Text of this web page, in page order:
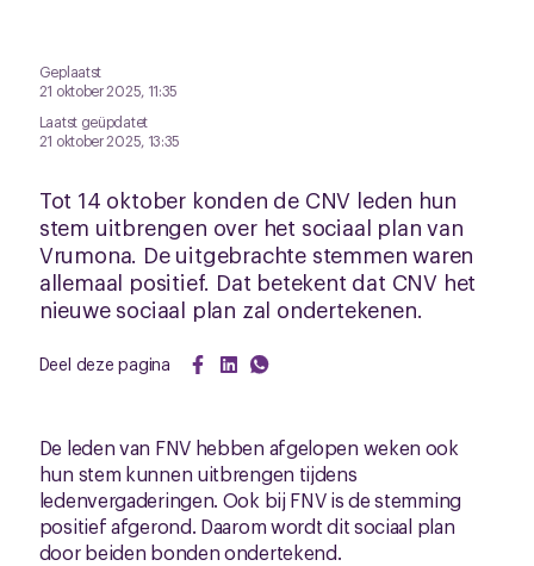
Geplaatst
21 oktober 2025, 11:35
Laatst geüpdatet
21 oktober 2025, 13:35
Tot 14 oktober konden de CNV leden hun
stem uitbrengen over het sociaal plan van
Vrumona. De uitgebrachte stemmen waren
allemaal positief. Dat betekent dat CNV het
nieuwe sociaal plan zal ondertekenen.
Deel deze pagina
De leden van FNV hebben afgelopen weken ook
hun stem kunnen uitbrengen tijdens
ledenvergaderingen. Ook bij FNV is de stemming
positief afgerond. Daarom wordt dit sociaal plan
door beiden bonden ondertekend.